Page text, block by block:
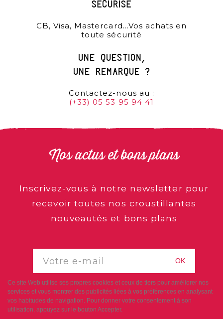
sécurisé
CB, Visa, Mastercard…Vos achats en
toute sécurité
une question,
une remarque ?
Contactez-nous au :
(+33) 05 53 95 94 41
Nos actus et bons plans
Inscrivez-vous à notre newsletter pour
recevoir toutes nos croustillantes
nouveautés et bons plans
OK
Ce site Web utilise ses propres cookies et ceux de tiers pour améliorer nos
services et vous montrer des publicités liées à vos préférences en analysant
vos habitudes de navigation. Pour donner votre consentement à son
utilisation, appuyez sur le bouton Accepter.